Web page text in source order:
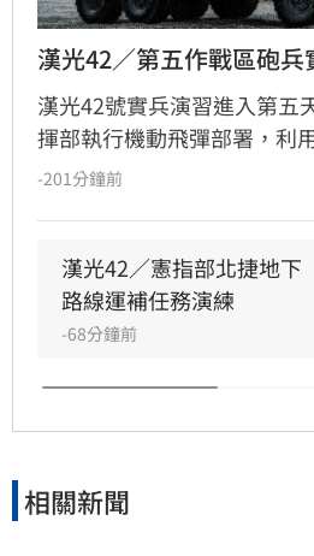
漢光42／第五作戰區砲
漢光42號實兵演習進入第五
揮部執行機動飛彈部署，利
彈扼控關鍵海域；第五作戰
援，在風雨中迅速抵達戰術
與精準遠程打擊力。
-201分鐘前
漢光42／憲指部北捷地下
路線運補任務演練
-68分鐘前
相關新聞